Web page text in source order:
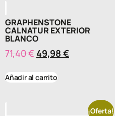
GRAPHENSTONE
CALNATUR EXTERIOR
BLANCO
71,40€ 49,98 €
Añadir al carrito
¡Oferta!